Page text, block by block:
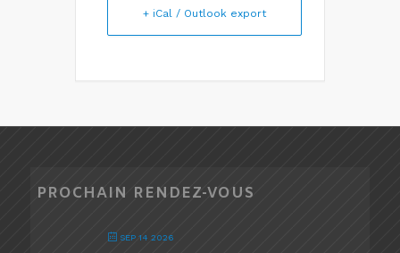
+ iCal / Outlook export
PROCHAIN RENDEZ-VOUS
SEP 14 2026